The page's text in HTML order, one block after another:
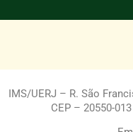
IMS/UERJ – R. São
CEP – 20550-